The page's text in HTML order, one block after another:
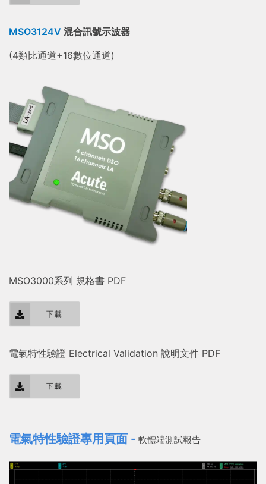
MSO3124V 混合訊號示波器
(4類比通道+16數位通道)
MSO3000系列 規格書 PDF
電氣特性驗證 Electrical Validation 說明文件 PDF
電氣特性驗證專用頁面 - 軟體端測試報告